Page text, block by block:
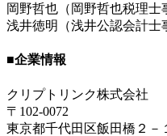
岡野哲也（岡野哲也税理士
浅井徳明（浅井公認会計士
■企業情報
クリプトリンク株式会社
〒102-0072
東京都千代田区飯田橋２